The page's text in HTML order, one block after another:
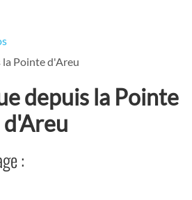
Pointe d'Areu
depuis la Pointe
d'Areu
: